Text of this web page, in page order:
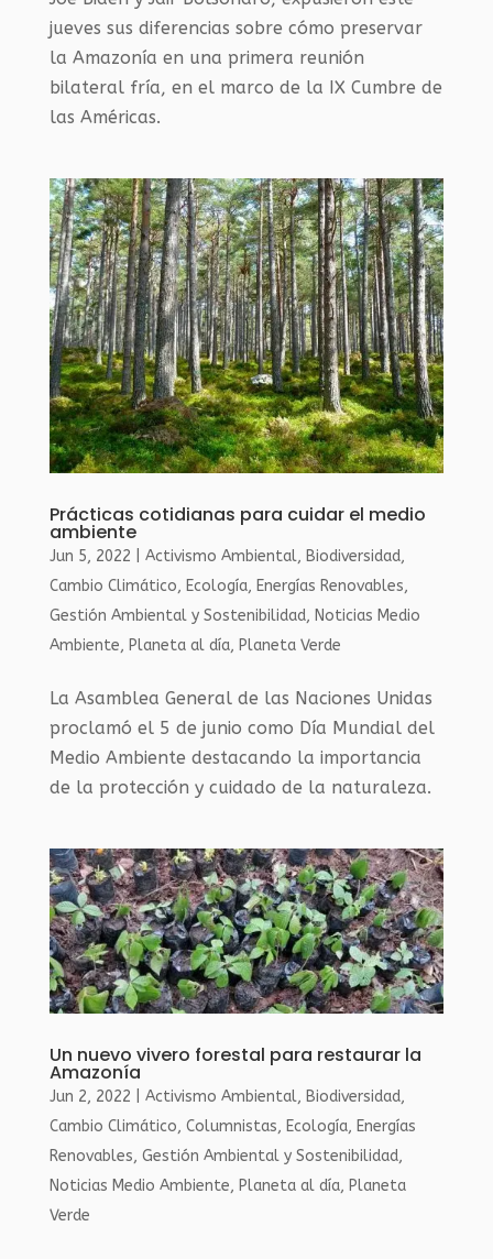
jueves sus diferencias sobre cómo preservar
la Amazonía en una primera reunión
bilateral fría, en el marco de la IX Cumbre de
las Américas.
Prácticas cotidianas para cuidar el medio
ambiente
Jun 5, 2022 Activismo Ambiental, Biodiversidad,
Cambio Climático, Ecología, Energías Renovables,
Gestión Ambiental y Sostenibilidad, Noticias Medio
Ambiente, Planeta al día, Planeta Verde
La Asamblea General de las Naciones Unidas
proclamó el 5 de junio como Día Mundial del
Medio Ambiente destacando la importancia
de la protección y cuidado de la naturaleza.
Un nuevo vivero forestal para restaurar la
Amazonía
Jun 2, 2022 Activismo Ambiental, Biodiversidad,
Cambio Climático, Columnistas, Ecología, Energías
Renovables, Gestión Ambiental y Sostenibilidad,
Noticias Medio Ambiente, Planeta al día, Planeta
Verde